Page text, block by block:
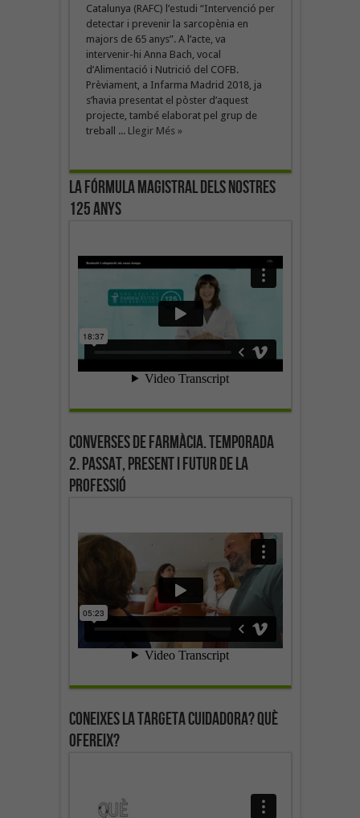
Catalunya (RAFC) l’estudi “Intervenció per
detectar i prevenir la sarcopènia en
majors de 65 anys”. A l’acte, va
intervenir-hi Anna Bach, vocal
d’Alimentació i Nutrició del COFB.
Prèviament, a Infarma Madrid 2018, ja
s’havia presentat el pòster d’aquest
projecte, també elaborat pel grup de
treball ... Llegir Més »
La fórmula magistral dels nostres
125 anys
Converses de farmàcia. Temporada
2. Passat, present i futur de la
professió
Coneixes la targeta cuidadora? Què
ofereix?